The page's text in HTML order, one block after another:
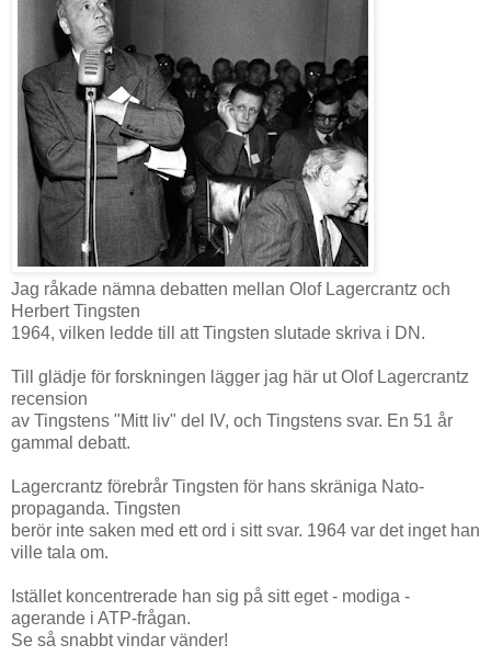
Jag råkade nämna debatten mellan Olof Lagercrantz och
Herbert Tingsten
1964, vilken ledde till att Tingsten slutade skriva i DN.
Till glädje för forskningen lägger jag här ut Olof Lagercrantz
recension
av Tingstens "Mitt liv" del IV, och Tingstens svar. En 51 år
gammal debatt.
Lagercrantz förebrår Tingsten för hans skräniga Nato-
propaganda. Tingsten
berör inte saken med ett ord i sitt svar. 1964 var det inget han
ville tala om.
Istället koncentrerade han sig på sitt eget - modiga -
agerande i ATP-frågan.
Se så snabbt vindar vänder!